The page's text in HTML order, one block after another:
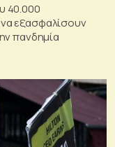
40.000
εξασφαλίσουν
πανδημία